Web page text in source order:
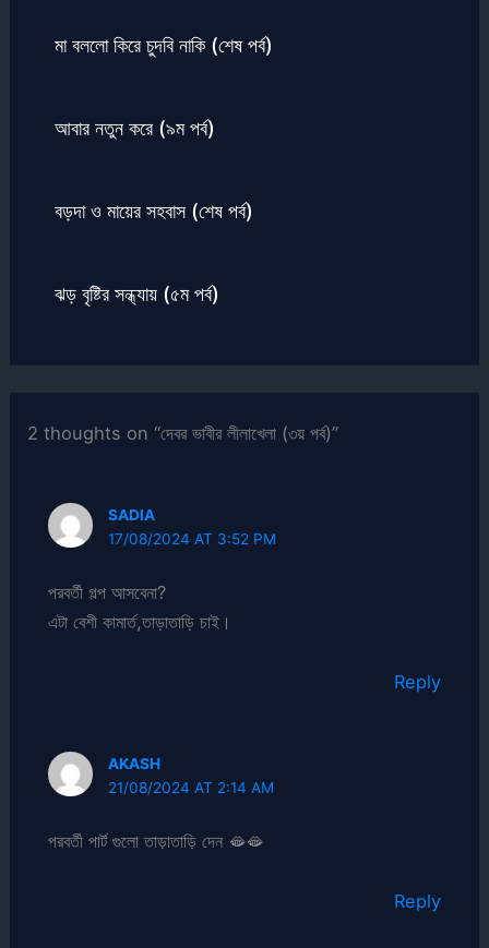
মা বললো কিরে চুদবি নাকি (শেষ পর্ব)
আবার নতুন করে (৯ম পর্ব)
বড়দা ও মায়ের সহবাস (শেষ পর্ব)
ঝড় বৃষ্টির সন্ধ্যায় (৫ম পর্ব)
2 thoughts on “দেবর ভাবীর লীলাখেলা (৩য় পর্ব)”
SADIA
17/08/2024 AT 3:52 PM
পরবর্তী গল্প আসবেনা?
এটা বেশী কামার্ত,তাড়াতাড়ি চাই।
Reply
AKASH
21/08/2024 AT 2:14 AM
পরবর্তী পার্ট গুলো তাড়াতাড়ি দেন 🫦🫦
Reply